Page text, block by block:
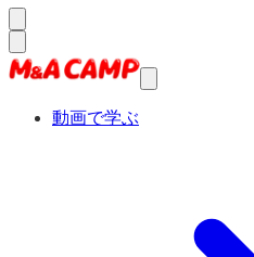
動画で学ぶ